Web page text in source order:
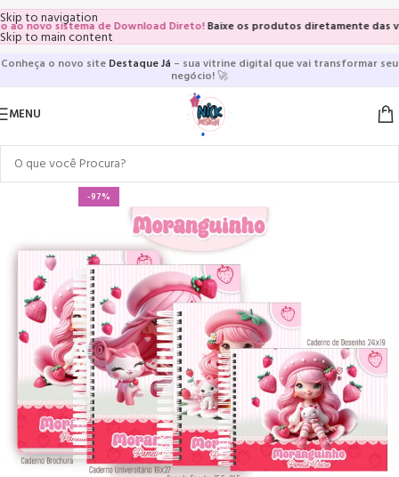
Skip to navigation
Skip to main content
novo sistema de Download Direto!Baixe os produtos diretamente das
Conheça o novo site Destaque Já – sua vitrine digital que vai transformar seu
negócio!🚀
MENU
-97%